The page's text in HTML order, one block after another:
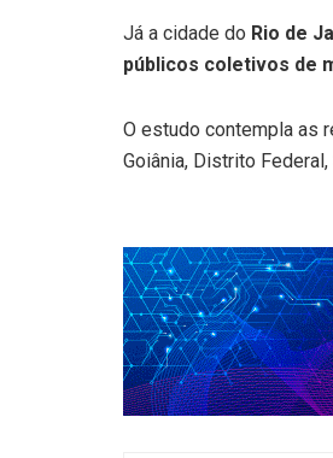
Já a cidade do Rio de
públicos coletivos de
O estudo contempla as
Goiânia, Distrito